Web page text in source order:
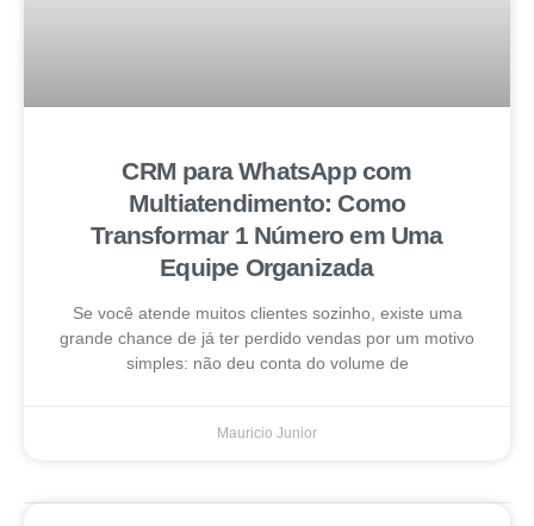
CRM para WhatsApp com
Multiatendimento: Como
Transformar 1 Número em Uma
Equipe Organizada
Se você atende muitos clientes sozinho, existe uma
grande chance de já ter perdido vendas por um motivo
simples: não deu conta do volume de
Mauricio Junior